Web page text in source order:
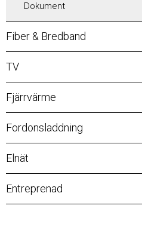
Dokument
Fiber & Bredband
TV
Fjärrvärme
Fordonsladdning
Elnät
Entreprenad